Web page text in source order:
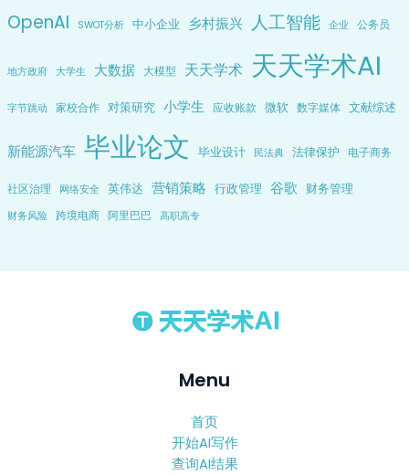
OpenAI SWOT分析 中小企业 乡村振兴 人工智能 企业 公务员
地方政府 大学生 大数据 大模型 天天学术 天天学术AI
字节跳动 家校合作 对策研究 小学生 应收账款 微软 数字媒体 文献综述
新能源汽车 毕业论文 毕业设计 民法典 法律保护 电子商务
社区治理 网络安全 英伟达 营销策略 行政管理 谷歌 财务管理
财务风险 跨境电商 阿里巴巴 高职高专
Menu
首页
开始AI写作
查询AI结果